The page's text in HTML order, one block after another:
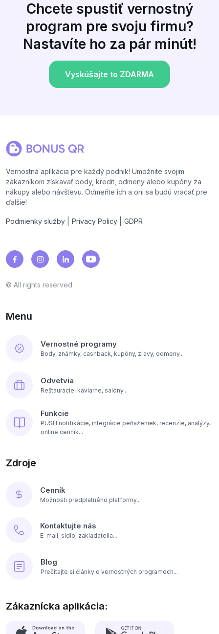
Chcete spustiť vernostný
program pre svoju firmu?
Nastavíte ho za pár minút!
Vyskúšajte to ZDARMA
Vernostná aplikácia pre každý podnik! Umožnite svojim
zákazníkom získavať body, kredit, odmeny alebo kupóny za
nákupy alebo návštevu. Odmeňte ich a oni sa budú vracať pre
ďalšie!
Podmienky služby Privacy Policy GDPR
© All rights reserved.
Menu
Vernostné programy
Body, známky, cashback, kupóny, zľavy, odmeny...
Odvetvia
Reštaurácie, kaviarne, salóny...
Funkcie
PUSH notifikácie, integrácie peňaženiek, recenzie, analýzy,
online cenník...
Zdroje
Cenník
Možnosti predplatného platformy...
Kontaktujte nás
E-mail, sídlo, zakladatelia...
Blog
Prečítajte si články o vernostných programoch...
Zákaznícka aplikácia: